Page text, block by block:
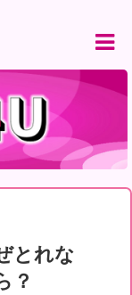
とれな
？